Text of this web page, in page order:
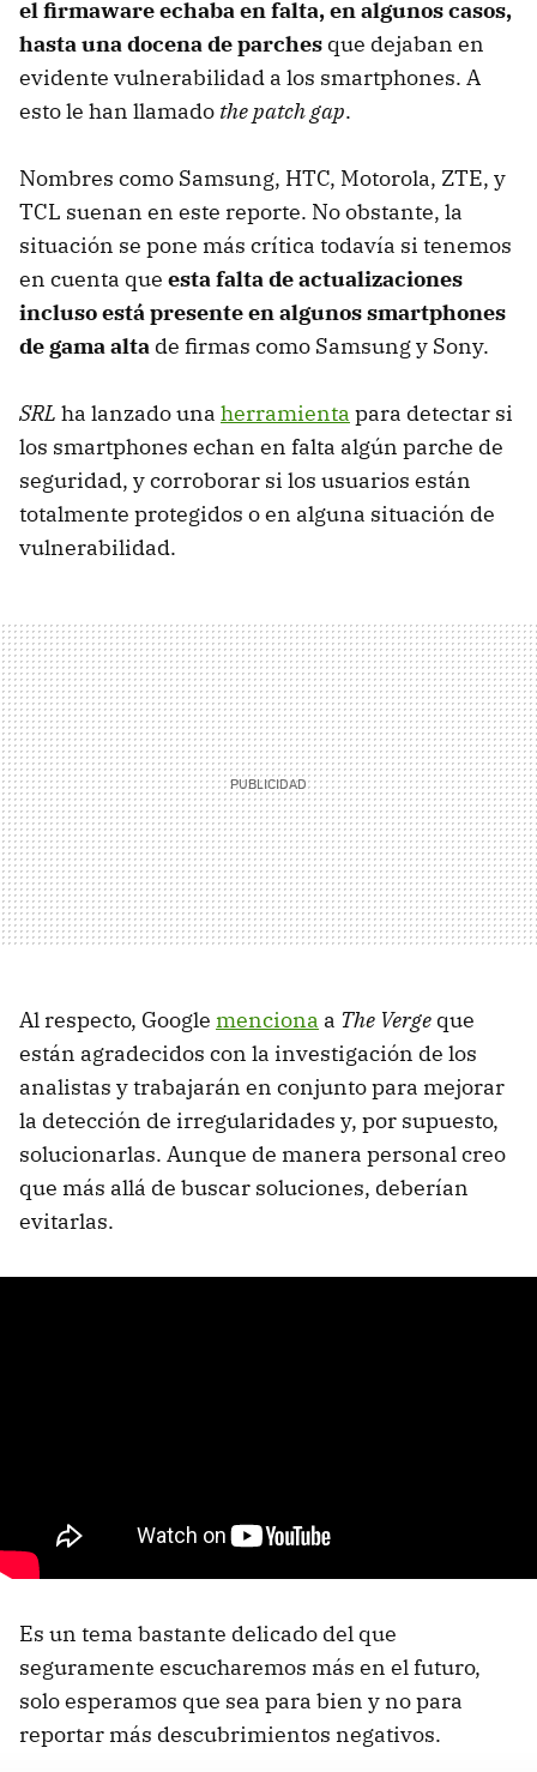
el firmaware echaba en falta, en algunos casos,
hasta una docena de parches que dejaban en
evidente vulnerabilidad a los smartphones. A
esto le han llamado the patch gap.
Nombres como Samsung, HTC, Motorola, ZTE, y
TCL suenan en este reporte. No obstante, la
situación se pone más crítica todavía si tenemos
en cuenta que esta falta de actualizaciones
incluso está presente en algunos smartphones
de gama alta de firmas como Samsung y Sony.
SRL ha lanzado una herramienta para detectar si
los smartphones echan en falta algún parche de
seguridad, y corroborar si los usuarios están
totalmente protegidos o en alguna situación de
vulnerabilidad.
Al respecto, Google menciona a The Verge que
están agradecidos con la investigación de los
analistas y trabajarán en conjunto para mejorar
la detección de irregularidades y, por supuesto,
solucionarlas. Aunque de manera personal creo
que más allá de buscar soluciones, deberían
evitarlas.
Es un tema bastante delicado del que
seguramente escucharemos más en el futuro,
solo esperamos que sea para bien y no para
reportar más descubrimientos negativos.